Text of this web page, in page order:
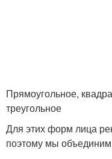
Прямоугольное,
треугольное
Для этих форм лица
поэтому мы